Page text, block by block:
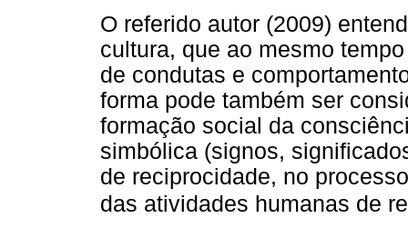
O referido autor (2009)
cultura, que ao mesmo
de condutas e
forma pode também ser
formação social da
simbólica (signos,
de reciprocidade, no
das atividades humanas de